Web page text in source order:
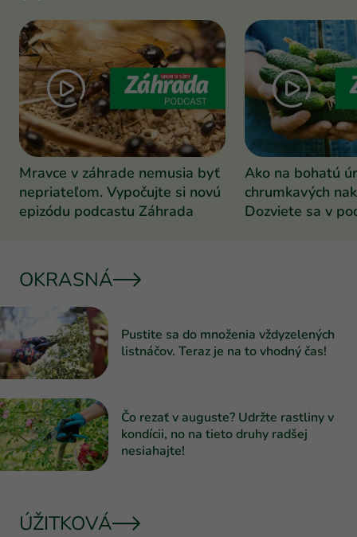
Mravce v záhrade nemusia byť
nepriateľom. Vypočujte si novú
epizódu podcastu Záhrada
Ako na bohatú
chrumkavých
Dozviete sa v
OKRASNÁ
Pustite sa do množenia vždyzelených
listnáčov. Teraz je na to vhodný čas!
Čo rezať v auguste? Udržte rastliny v
kondícii, no na tieto druhy radšej
nesiahajte!
ÚŽITKOVÁ